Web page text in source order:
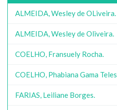
ALMEIDA, Wesley de OLiveira.
ALMEIDA, Wesley de Oliveira.
COELHO, Fransuely Rocha.
COELHO, Phabiana Gama Teles.
FARIAS, Leiliane Borges.